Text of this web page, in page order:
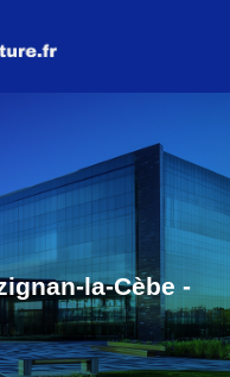
la-Cèbe -